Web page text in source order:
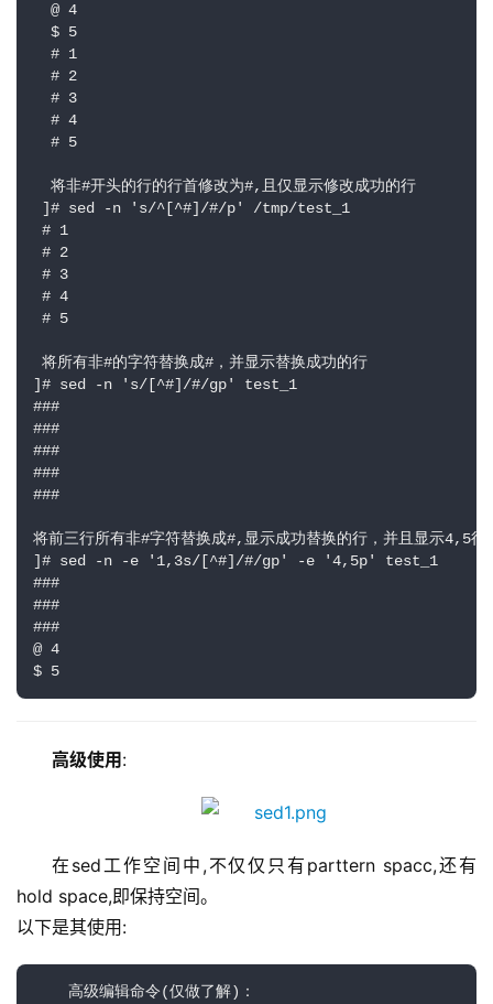
@ 4
$ 5
# 1
# 2
# 3
# 4
# 5
将非#开头的行的行首修改为#,且仅显示修改成功的行
]# sed -n 's/^[^#]/#/p' /tmp/test_1
# 1
# 2
# 3
# 4
# 5
将所有非#的字符替换成#，并显示替换成功的行
]# sed -n 's/[^#]/#/gp' test_1
###
###
###
###
###
将前三行所有非#字符替换成#,显示成功替换的行，并且显示4,5行
]# sed -n -e '1,3s/[^#]/#/gp' -e '4,5p' test_1
###
###
###
@ 4
$ 5
高级使用:
在sed工作空间中,不仅仅只有parttern spacc,还有
hold space,即保持空间。
以下是其使用:
高级编辑命令(仅做了解)：